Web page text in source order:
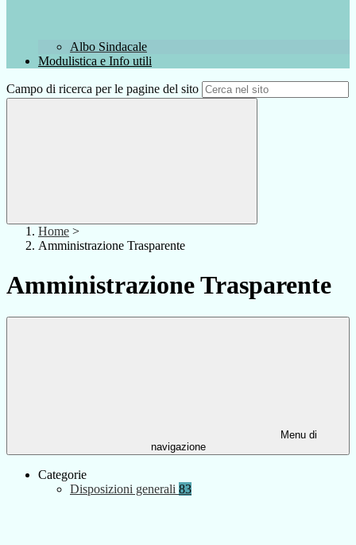
Albo Sindacale
Modulistica e Info utili
Campo di ricerca per le pagine del sito
Home >
Amministrazione Trasparente
Amministrazione Trasparente
Menu di
navigazione
Categorie
Disposizioni generali 83